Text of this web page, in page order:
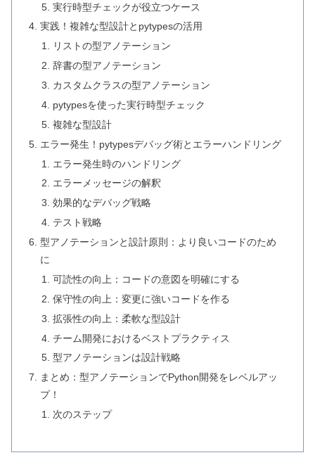
実行時型チェックが役立つケース
実践！複雑な型設計とpytypesの活用
リストの型アノテーション
辞書の型アノテーション
カスタムクラスの型アノテーション
pytypesを使った実行時型チェック
複雑な型設計
エラー発生！pytypesデバッグ術とエラーハンドリング
エラー発生時のハンドリング
エラーメッセージの解釈
効果的なデバッグ戦略
テスト戦略
型アノテーションと設計原則：より良いコードのため
に
可読性の向上：コードの意図を明確にする
保守性の向上：変更に強いコードを作る
拡張性の向上：柔軟な型設計
チーム開発におけるベストプラクティス
型アノテーションは設計戦略
まとめ：型アノテーションでPython開発をレベルアッ
プ！
次のステップ